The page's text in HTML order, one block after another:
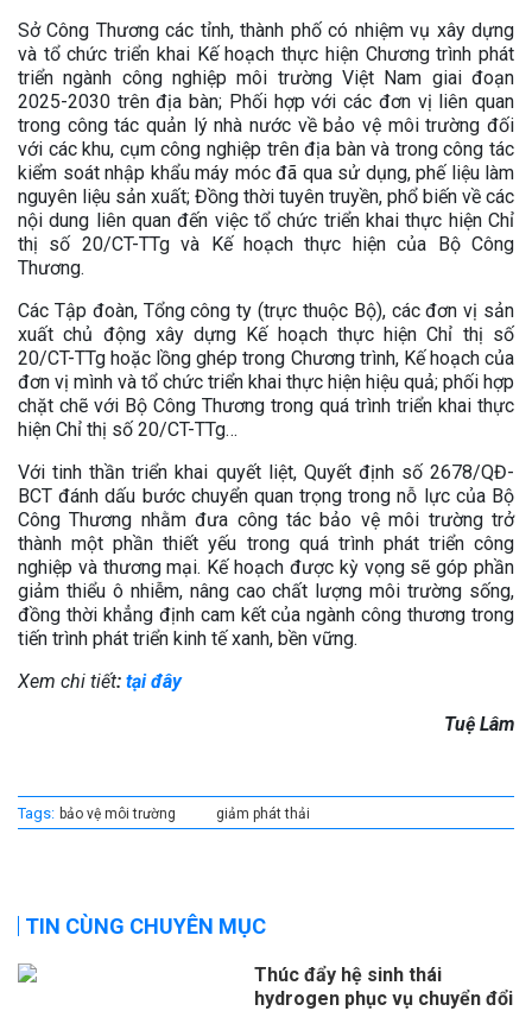
Sở Công Thương các tỉnh, thành phố có nhiệm vụ xây dựng
và tổ chức triển khai Kế hoạch thực hiện Chương trình phát
triển ngành công nghiệp môi trường Việt Nam giai đoạn
2025-2030 trên địa bàn; Phối hợp với các đơn vị liên quan
trong công tác quản lý nhà nước về bảo vệ môi trường đối
với các khu, cụm công nghiệp trên địa bàn và trong công tác
kiểm soát nhập khẩu máy móc đã qua sử dụng, phế liệu làm
nguyên liệu sản xuất; Đồng thời tuyên truyền, phổ biến về các
nội dung liên quan đến việc tổ chức triển khai thực hiện Chỉ
thị số 20/CT-TTg và Kế hoạch thực hiện của Bộ Công
Thương.
Các Tập đoàn, Tổng công ty (trực thuộc Bộ), các đơn vị sản
xuất chủ động xây dựng Kế hoạch thực hiện Chỉ thị số
20/CT-TTg hoặc lồng ghép trong Chương trình, Kế hoạch của
đơn vị mình và tổ chức triển khai thực hiện hiệu quả; phối hợp
chặt chẽ với Bộ Công Thương trong quá trình triển khai thực
hiện Chỉ thị số 20/CT-TTg…
Với tinh thần triển khai quyết liệt, Quyết định số 2678/QĐ-
BCT đánh dấu bước chuyển quan trọng trong nỗ lực của Bộ
Công Thương nhằm đưa công tác bảo vệ môi trường trở
thành một phần thiết yếu trong quá trình phát triển công
nghiệp và thương mại. Kế hoạch được kỳ vọng sẽ góp phần
giảm thiểu ô nhiễm, nâng cao chất lượng môi trường sống,
đồng thời khẳng định cam kết của ngành công thương trong
tiến trình phát triển kinh tế xanh, bền vững.
Xem chi tiết: tại đây
Tuệ Lâm
Tags: bảo vệ môi trường giảm phát thải
TIN CÙNG CHUYÊN MỤC
Thúc đẩy hệ sinh thái
hydrogen phục vụ chuyển đổi